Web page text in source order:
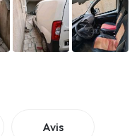
Avis